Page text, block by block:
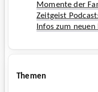
Momente der
Zeitgeist
Infos zum
Themen